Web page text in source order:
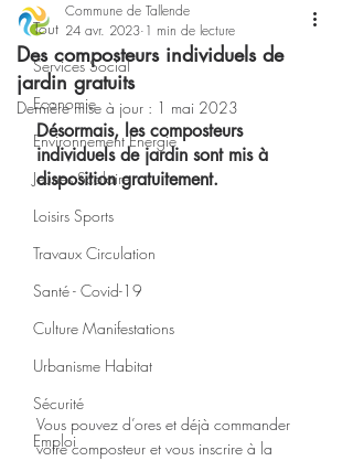
Tout
Services Social
Economie
Environnement Energie
Jeunes Scolaire
Loisirs Sports
Travaux Circulation
Santé - Covid-19
Culture Manifestations
Urbanisme Habitat
Sécurité
Emploi
Des composteurs individuels de
jardin gratuits
Commune de Tallende
24 avr. 2023 1 min de lecture
Dernière mise à jour : 1 mai 2023
Désormais, les composteurs
individuels de jardin sont mis à
disposition gratuitement.
Vous pouvez d’ores et déjà commander
votre composteur et vous inscrire à la